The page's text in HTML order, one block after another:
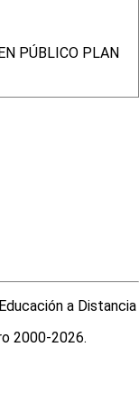
PÚBLICO PLAN
2000-2026.